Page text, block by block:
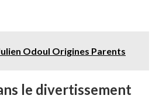
Odoul Origines Parents
le divertissement